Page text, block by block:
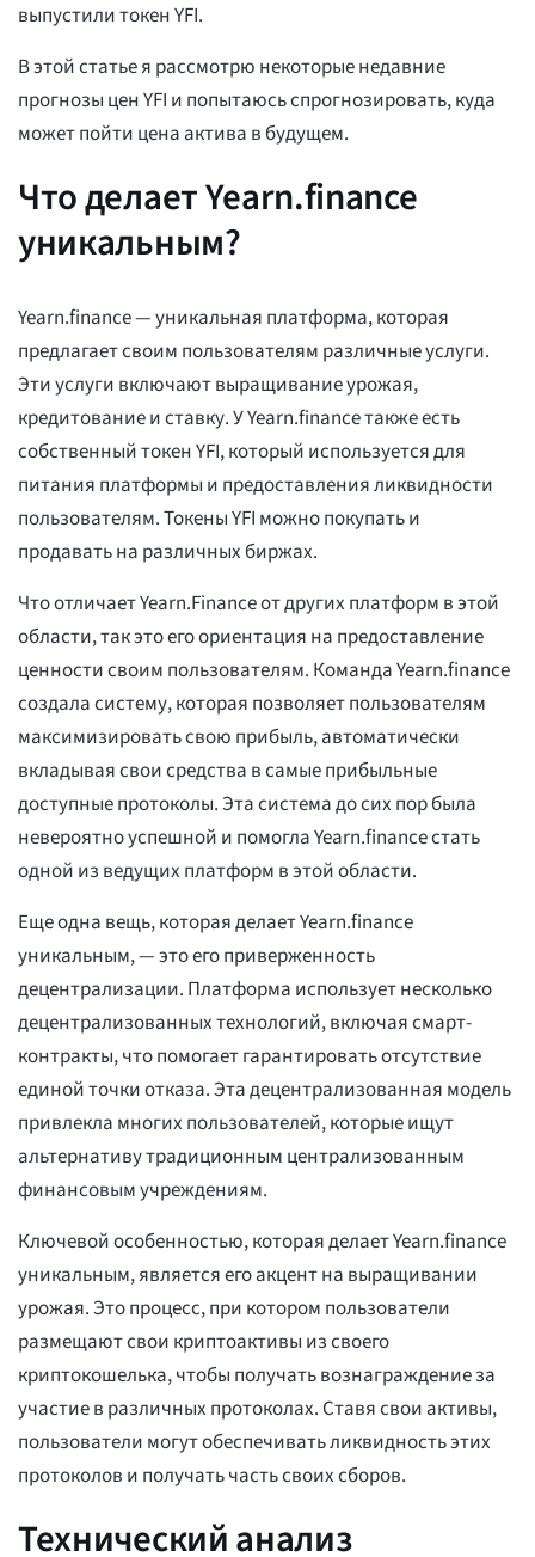
выпустили токен YFI.
В этой статье я рассмотрю некоторые недавние
прогнозы цен YFI и попытаюсь спрогнозировать, куда
может пойти цена актива в будущем.
Что делает Yearn.finance
уникальным?
Yearn.finance — уникальная платформа, которая
предлагает своим пользователям различные услуги.
Эти услуги включают выращивание урожая,
кредитование и ставку. У Yearn.finance также есть
собственный токен YFI, который используется для
питания платформы и предоставления ликвидности
пользователям. Токены YFI можно покупать и
продавать на различных биржах.
Что отличает Yearn.Finance от других платформ в этой
области, так это его ориентация на предоставление
ценности своим пользователям. Команда Yearn.finance
создала систему, которая позволяет пользователям
максимизировать свою прибыль, автоматически
вкладывая свои средства в самые прибыльные
доступные протоколы. Эта система до сих пор была
невероятно успешной и помогла Yearn.finance стать
одной из ведущих платформ в этой области.
Еще одна вещь, которая делает Yearn.finance
уникальным, — это его приверженность
децентрализации. Платформа использует несколько
децентрализованных технологий, включая смарт-
контракты, что помогает гарантировать отсутствие
единой точки отказа. Эта децентрализованная модель
привлекла многих пользователей, которые ищут
альтернативу традиционным централизованным
финансовым учреждениям.
Ключевой особенностью, которая делает Yearn.finance
уникальным, является его акцент на выращивании
урожая. Это процесс, при котором пользователи
размещают свои криптоактивы из своего
криптокошелька, чтобы получать вознаграждение за
участие в различных протоколах. Ставя свои активы,
пользователи могут обеспечивать ликвидность этих
протоколов и получать часть своих сборов.
Технический анализ